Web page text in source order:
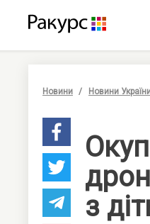
Новини Новини
з